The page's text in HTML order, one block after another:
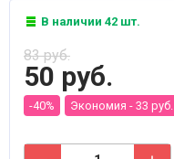
В наличии 42 шт.
83 руб.
50 руб.
-40% Экономия - 33 руб.